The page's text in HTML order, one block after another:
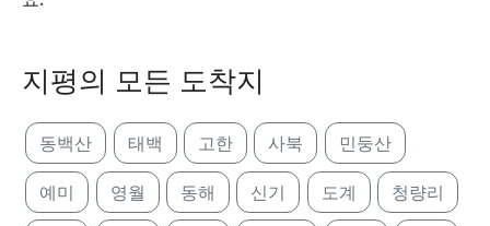
지평의 모든 도착지
동백산 태백 고한 사북 민둥산
예미 영월 동해 신기 도계 청량리